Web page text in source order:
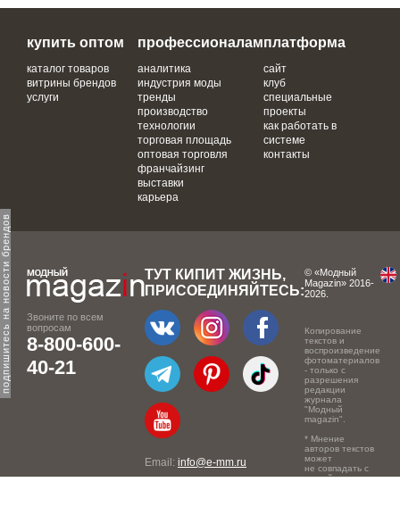
подпишитесь на новости брендов
купить оптом
каталог товаров
витрины брендов
услуги
профессионалам
аналитика
индустрия моды
тренды
производство
технологии
торговая площадь
оптовая торговля
франчайзинг
выставки
карьера
платформа
сайт
клуб
специальные
проекты
как работать в
системе
контакты
Звоните по всем
вопросам
8-800-600-
40-21
ТУТ КИПИТ ЖИЗНЬ,
ПРИСОЕДИНЯЙТЕСЬ:
Email: info@e-mm.ru
© «Модный
Magazin» 2016-
2026.
Копирование
текстов и
воспроизведение
фотоматериалов
- только с
разрешения
редакции
журнала
"Модный
magazin".
* Мнение
авторов текстов
может
не совпадать с
точкой зрения